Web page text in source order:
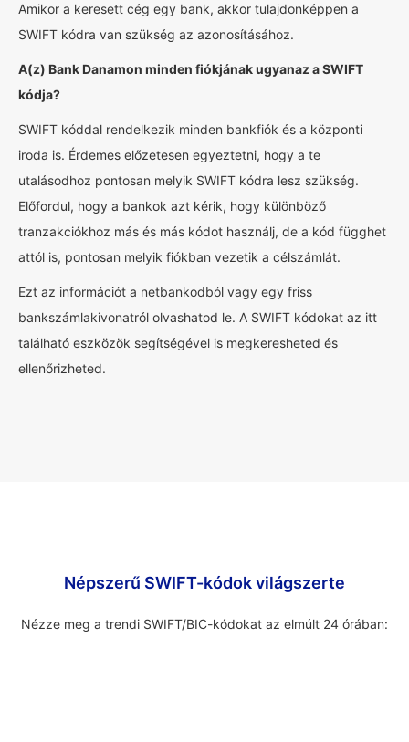
Amikor a keresett cég egy bank, akkor tulajdonképpen a
SWIFT kódra van szükség az azonosításához.
A(z) Bank Danamon minden fiókjának ugyanaz a SWIFT
kódja?
SWIFT kóddal rendelkezik minden bankfiók és a központi
iroda is. Érdemes előzetesen egyeztetni, hogy a te
utalásodhoz pontosan melyik SWIFT kódra lesz szükség.
Előfordul, hogy a bankok azt kérik, hogy különböző
tranzakciókhoz más és más kódot használj, de a kód függhet
attól is, pontosan melyik fiókban vezetik a célszámlát.
Ezt az információt a netbankodból vagy egy friss
bankszámlakivonatról olvashatod le. A SWIFT kódokat az itt
található eszközök segítségével is megkeresheted és
ellenőrizheted.
Népszerű SWIFT-kódok világszerte
Nézze meg a trendi SWIFT/BIC-kódokat az elmúlt 24 órában: